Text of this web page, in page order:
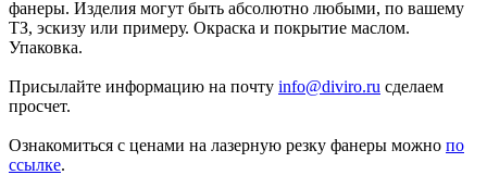
фанеры. Изделия могут быть абсолютно любыми, по вашему
ТЗ, эскизу или примеру. Окраска и покрытие маслом.
Упаковка.
Присылайте информацию на почту info@diviro.ru сделаем
просчет.
Ознакомиться с ценами на лазерную резку фанеры можно по
ссылке.